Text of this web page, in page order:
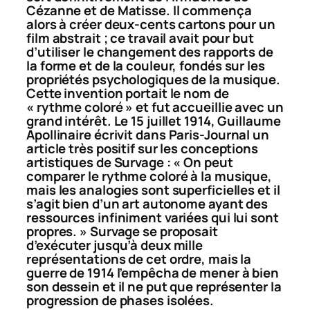
Cézanne et de Matisse. Il commença
alors à créer deux-cents cartons pour un
film abstrait ; ce travail avait pour but
d’utiliser le changement des rapports de
la forme et de la couleur, fondés sur les
propriétés psychologiques de la musique.
Cette invention portait le nom de
« rythme coloré » et fut accueillie avec un
grand intérêt. Le 15 juillet 1914, Guillaume
Apollinaire écrivit dansParis-Journal un
article très positif sur les conceptions
artistiques de Survage : « On peut
comparer le rythme coloré à la musique,
mais les analogies sont superficielles et il
s’agit bien d’un art autonome ayant des
ressources infiniment variées qui lui sont
propres. » Survage se proposait
d’exécuter jusqu’à deux mille
représentations de cet ordre, mais la
guerre de 1914 l’empêcha de mener à bien
son dessein et il ne put que représenter la
progression de phases isolées.